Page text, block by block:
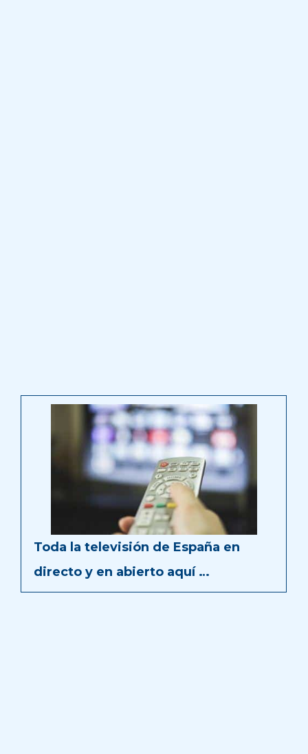
Toda la televisión de España en
directo y en abierto aquí …